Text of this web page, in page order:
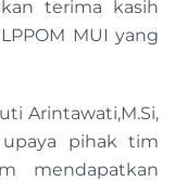
terima kasih
MUI yang
Arintawati,M.Si,
pihak tim
mendapatkan